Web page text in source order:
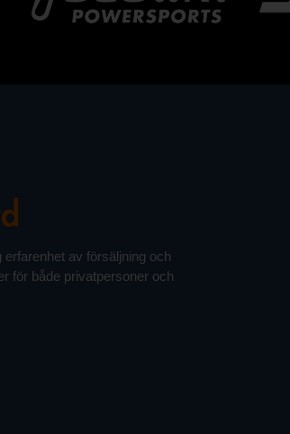
av försäljning och
för både privatpersoner och